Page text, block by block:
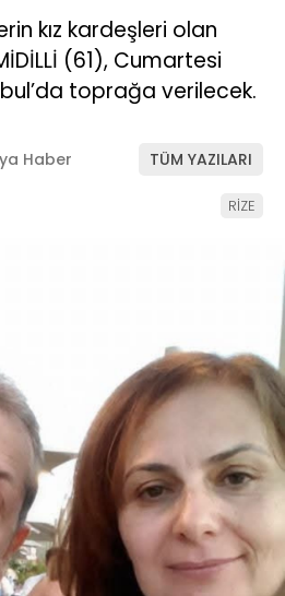
kız kardeşleri olan
(61), Cumartesi
toprağa verilecek.
Haber TÜM YAZILARI
RİZE